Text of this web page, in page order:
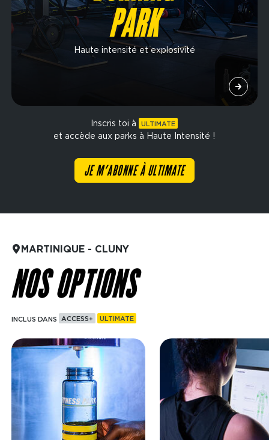
PARK
Haute intensité et explosivité
Inscris toi à ULTIMATE
et accède aux parks à Haute Intensité !
JE M’ABONNE À ULTIMATE
MARTINIQUE - CLUNY
NOS OPTIONS
INCLUS DANS ACCESS+ ULTIMATE
Image Image